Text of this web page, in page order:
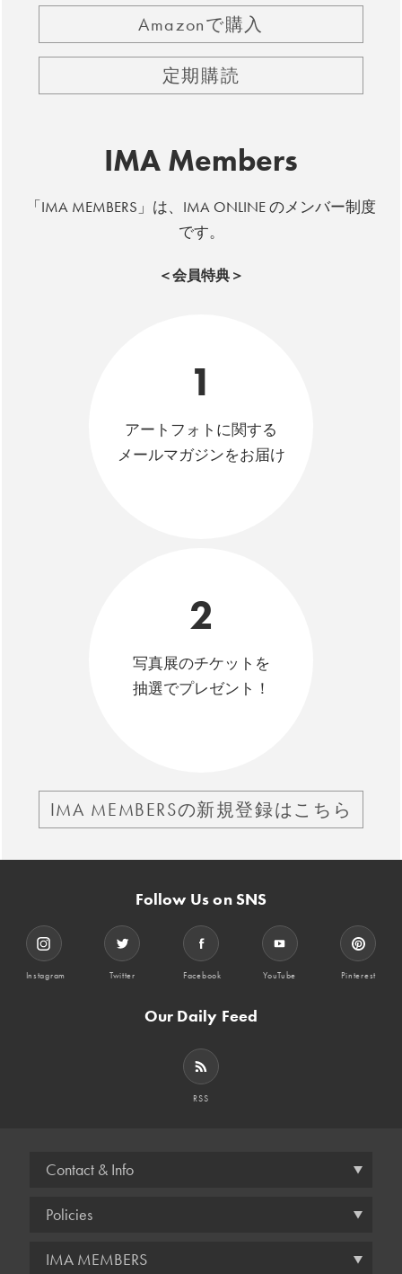
Amazonで購入
定期購読
IMA Members
「IMA MEMBERS」は、IMA ONLINE のメンバー制度
です。
＜会員特典＞
1
アートフォトに関する
メールマガジンをお届け
2
写真展のチケットを
抽選でプレゼント！
IMA MEMBERSの新規登録はこちら
Follow Us on SNS
Instagram Twitter Facebook YouTube Pinterest
Our Daily Feed
RSS
Contact & Info
Policies
IMA MEMBERS